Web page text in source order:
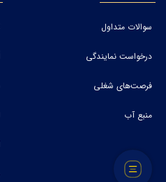
سوالات متداول
درخواست نمایندگی
فرصت‌های شغلی
منبع آب